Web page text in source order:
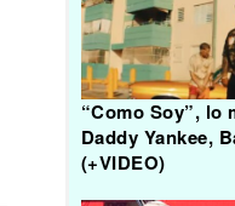
“Como Soy”, lo
Daddy Yankee,
(+VIDEO)